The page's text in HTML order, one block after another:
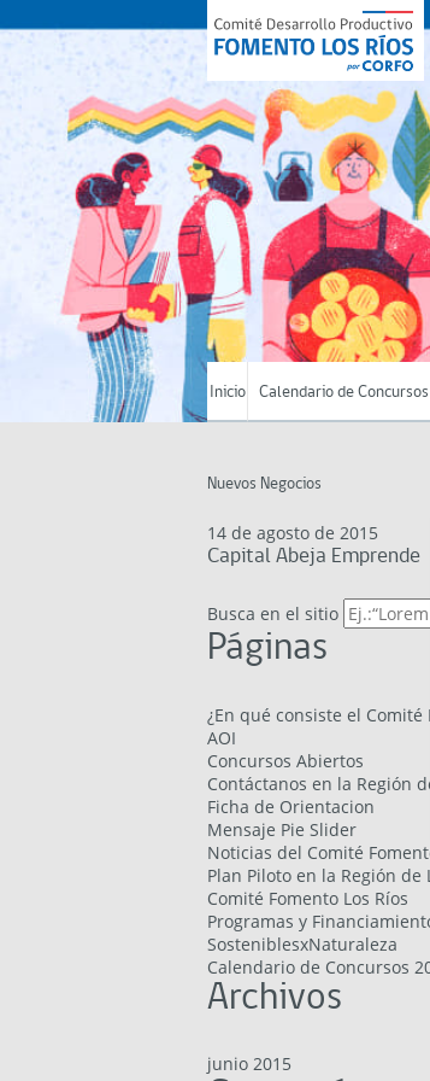
Inicio Calendario de
Nuevos Negocios
14 de agosto de 2015
Capital Abeja Emprende
Busca en el sitio
Páginas
¿En qué consiste el Comité
AOI
Concursos Abiertos
Contáctanos en la Región
Ficha de Orientacion
Mensaje Pie Slider
Noticias del Comité
Plan Piloto en la Región de
Comité Fomento Los Ríos
Programas y
SosteniblesxNaturaleza
Calendario de Concursos
Archivos
junio 2015